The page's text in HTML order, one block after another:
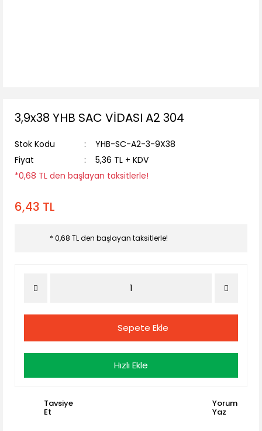
3,9x38 YHB SAC VİDASI A2 304
Stok Kodu
YHB-SC-A2-3-9X38
Fiyat
5,36 TL + KDV
*0,68 TL den başlayan taksitlerle!
6,43 TL
* 0,68 TL den başlayan taksitlerle!
Sepete Ekle
Hızlı Ekle
Tavsiye
Et
Yorum
Yaz